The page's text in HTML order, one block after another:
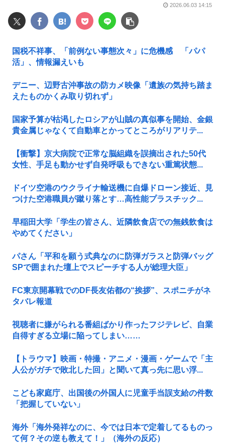
2026.06.03 14:15
国税不祥事、「前例ない事態次々」に危機感 「パパ
活」、情報漏えいも
デニー、辺野古沖事故の防カメ映像「遺族の気持ち踏ま
えたものかくみ取り切れず」
国家予算が枯渇したロシアが山賊の真似事を開始、金銀
貴金属じゃなくて自動車とかってところがリアリテ...
【衝撃】京大病院で正常な脳組織を誤摘出された50代
女性、手足も動かせず自発呼吸もできない重篤状態...
ドイツ空港のウクライナ輸送機に自爆ドローン接近、見
つけた空港職員が蹴り落とす…高性能プラスチック...
早稲田大学「学生の皆さん、近隣飲食店での無銭飲食は
やめてください」
パさん「平和を願う式典なのに防弾ガラスと防弾バッグ
SPで囲まれた壇上でスピーチする人が総理大臣」
FC東京開幕戦でのDF長友佑都の“挨拶”、スポニチがネ
タバレ報道
視聴者に嫌がられる番組ばかり作ったフジテレビ、自業
自得すぎる立場に陥ってしまい……
【トラウマ】映画・特撮・アニメ・漫画・ゲームで「主
人公がガチで敗北した回」と聞いて真っ先に思い浮...
こども家庭庁、出国後の外国人に児童手当誤支給の件数
「把握していない」
海外「海外発祥なのに、今では日本で定着してるものっ
て何？その逆も教えて！」（海外の反応）